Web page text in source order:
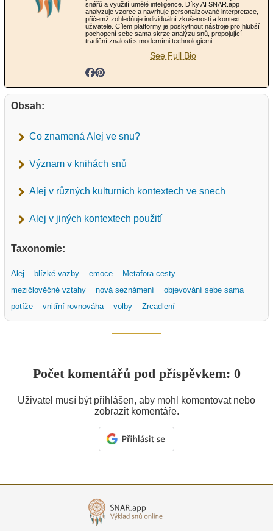
snářů a využití umělé inteligence. Díky AI SNAR.app
analyzuje vzorce a navrhuje personalizované interpretace,
přičemž zohledňuje individuální zkušenosti a kontext
uživatele. Cílem platformy je poskytnout nástroje pro hlubší
pochopení sebe sama skrze analýzu snů, propojující
tradiční znalosti s moderními technologiemi.
See Full Bio
Obsah:
Co znamená Alej ve snu?
Význam v knihách snů
Alej v různých kulturních kontextech ve snech
Alej v jiných kontextech použití
Taxonomie:
Alej blízké vazby emoce
Metafora cesty
mezičlověčné vztahy
nová seznámení
objevování sebe sama
potíže
vnitřní rovnováha volby Zrcadlení
Počet komentářů pod příspěvkem: 0
Uživatel musí být přihlášen, aby mohl komentovat nebo
zobrazit komentáře.